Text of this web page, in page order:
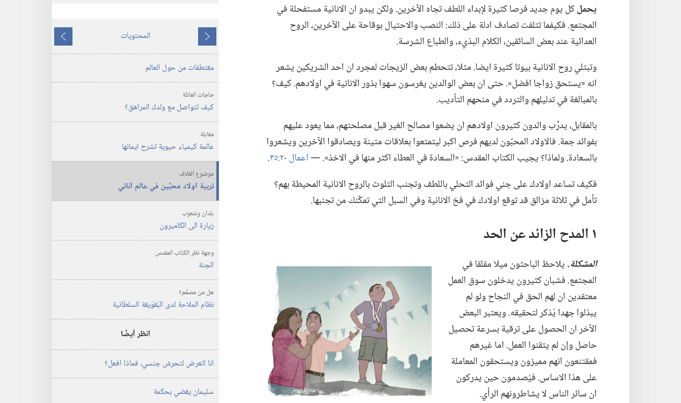
يحملكل يوم جديد فرصا كثيرة لإبداء اللطف تجاه الآخرين.‏ ولكن يبدو ان الانانية مستفحلة في
المجتمع.‏ فكيفما تتلفت تصادف ادلة على ذلك:‏ النصب والاحتيال بوقاحة على الآخرين،‏ الروح
العدائية عند بعض السائقين،‏ الكلام البذي‌ء،‏ والطباع الشرسة.‏
وتبتلي روح الانانية بيوتا كثيرة ايضا.‏ مثلا،‏ تتحطم بعض الزيجات لمجرد ان احد الشريكين يشعر
انه «يستحق زواجا افضل».‏ حتى ان بعض الوالدين يغرسون سهوا بذور الانانية في اولادهم.‏ كيف؟‏
بالمبالغة في تدليلهم والتردد في منحهم التأديب.‏
بالمقابل،‏ يدرِّب والدون كثيرون اولادهم ان يضعوا مصالح الغير قبل مصلحتهم،‏ مما يعود عليهم
بفوائد جمة.‏ فالاولاد المحبّون لديهم فرص اكبر ليتمتعوا بعلاقات متينة ويصادقوا الآخرين ويشعروا
بالسعادة.‏ ولماذا؟‏ يجيب الكتاب المقدس:‏ «السعادة في العطاء اكثر منها في الاخذ».‏ —‏اعمال ٢٠:‏٣٥
‏.‏
فكيف تساعد اولادك على جني فوائد التحلي باللطف وتجنب التلوث بالروح الانانية المحيطة بهم؟‏
تأمل في ثلاثة مزالق قد توقع اولادك في فخ الانانية وفي السبل التي تمكّنك من تجنبها.‏
١ المدح الزائد عن الحد
المشكلة.‏يلاحظ الباحثون ميلا مقلقا في
المجتمع.‏ فشبان كثيرون يدخلون سوق العمل
معتقدين ان لهم الحق في النجاح ولو لم
يبذلوا جهدا يُذكر لتحقيقه.‏ ويعتبر البعض
الآخر ان الحصول على ترقية بسرعة تحصيل
حاصل وإن لم يتقنوا العمل.‏ اما غيرهم
فمقتنعون انهم مميزون ويستحقون المعاملة
على هذا الاساس.‏ فيُصدمون حين يدركون
ان سائر الناس لا يشاطرونهم الرأي.‏
تربية
اولاد
في
اناني
ما
يسبق
المحتويات
ما
يلي
مقتطفات من حول العالم
حاجات العائلة
كيف تتواصل مع ولدك المراهق؟‏
مقابلة
عالمة كيمياء حيوية تشرح ايمانها
موضوع الغلاف
تربية اولاد محبِّين في عالم اناني
بلدان وشعوب
زيارة الى الكاميرون
وجهة نظر الكتاب المقدس
الجنة
هل من مصمِّم؟
نظام الملاحة لدى البُقوَيقة السلطانية
انظر أيضًا
انا اتعرض لتحرش جنسي،‏ فماذا افعل؟‏
سليمان يقضي بحكمة